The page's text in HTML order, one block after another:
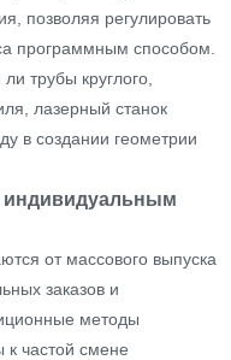
позволяя регулировать
программным способом.
трубы круглого,
лазерный станок
в создании геометрии
индивидуальным
от массового выпуска
заказов и
методы
к частой смене